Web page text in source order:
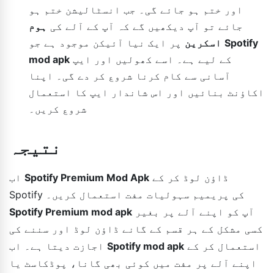
اور ختم ہو جائے گی۔ جب انسٹالیشن ختم ہو
جائے تو آپ دیکھیں گے کہ آپ کے آلے کی ہوم
اسکرین Spotify
mod apk
آسانی سے کام کرنا شروع کر دے گی۔ اپنا
اکاؤنٹ بنائیں اور اس شاندار ایپ کا استعمال
شروع کریں۔
نتیجہ
Spotify Premium Mod Apk
Spotify کی پریمیم سہولیات مفت استعمال کریں۔
Spotify Premium mod apk
کسی مشکل کے ہر قسم کے گانے ڈاؤن لوڈ اور سننے کی
Spotify mod apk
اپنے آلے پر مفت میں کوئی بھی گانا، پوڈکاسٹ یا